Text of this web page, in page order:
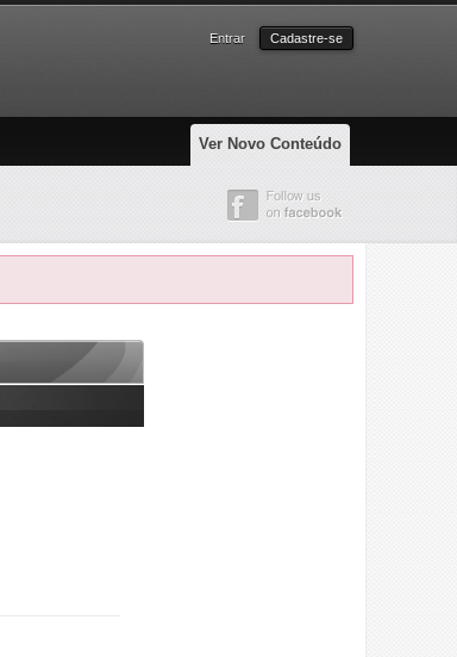
Entrar Cadastre-se
Ver Novo Conteúdo